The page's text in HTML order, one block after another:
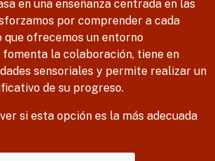
en una enseñanza centrada en las
por comprender a cada
que ofrecemos un entorno
la colaboración, tiene en
sensoriales y permite realizar un
de su progreso.
si esta opción es la más adecuada